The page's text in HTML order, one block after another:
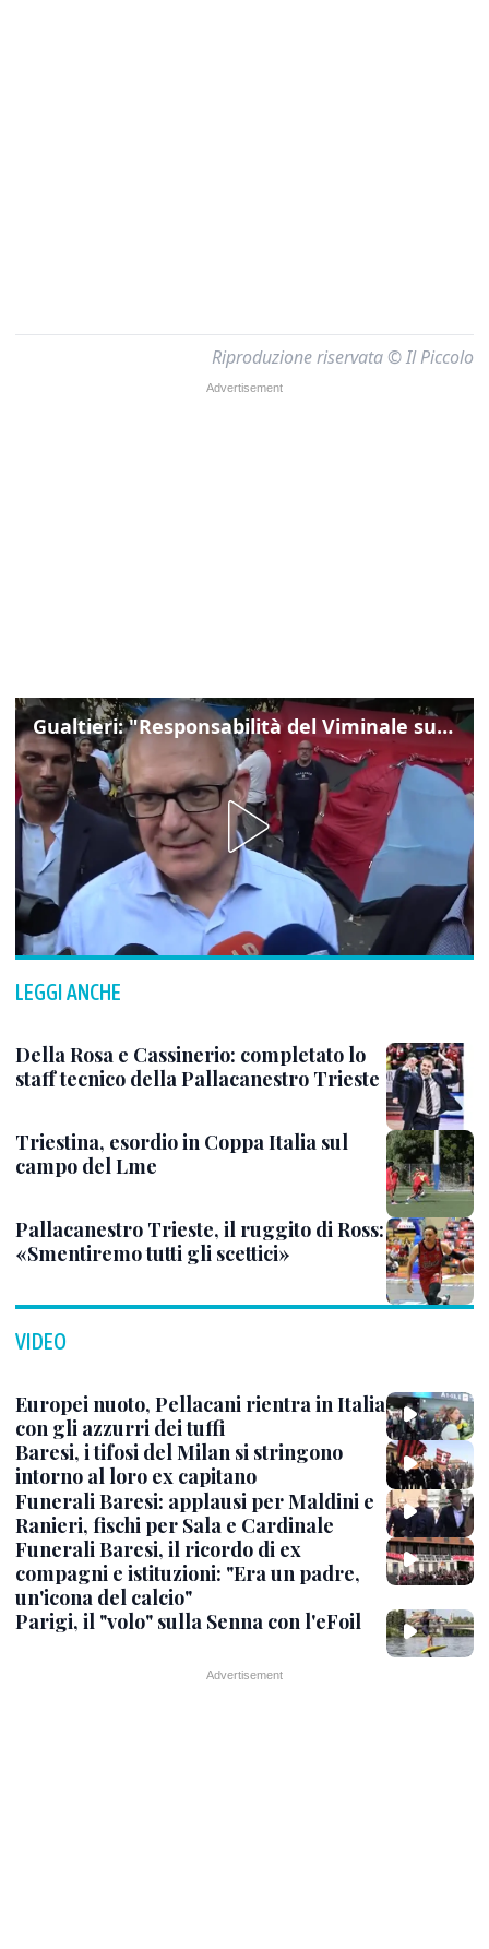
Riproduzione riservata © Il Piccolo
Gualtieri: "Responsabilità del Viminale su Spin Time? La posizione dei partiti è nota"
LEGGI ANCHE
Della Rosa e Cassinerio: completato lo
staff tecnico della Pallacanestro Trieste
Triestina, esordio in Coppa Italia sul
campo del Lme
Pallacanestro Trieste, il ruggito di Ross:
«Smentiremo tutti gli scettici»
VIDEO
Europei nuoto, Pellacani rientra in Italia
con gli azzurri dei tuffi
Baresi, i tifosi del Milan si stringono
intorno al loro ex capitano
Funerali Baresi: applausi per Maldini e
Ranieri, fischi per Sala e Cardinale
Funerali Baresi, il ricordo di ex
compagni e istituzioni: "Era un padre,
un'icona del calcio"
Parigi, il "volo" sulla Senna con l'eFoil